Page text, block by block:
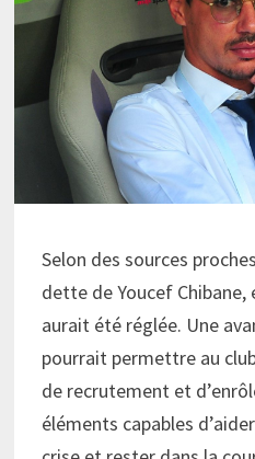
Selon des sources
dette de Youcef
aurait été réglée. Une
pourrait permettre au
de recrutement et
éléments capables